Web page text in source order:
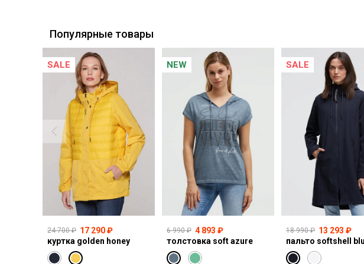
Самовывоз из пункта выдачи СДЭК
Популярные товары
SALE
24 700 ₽ 17 290 ₽
куртка golden honey
NEW
6 990 ₽ 4 893 ₽
толстовка soft azure
SALE
18 990 ₽ 13 293 ₽